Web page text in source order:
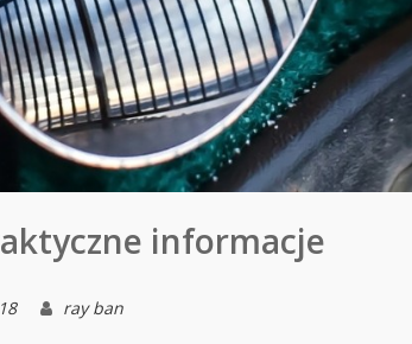
informacje
ray ban